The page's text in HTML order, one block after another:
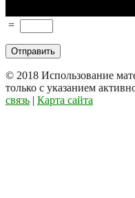
=
© 2018 Использование
только с указанием
связь | Карта сайта